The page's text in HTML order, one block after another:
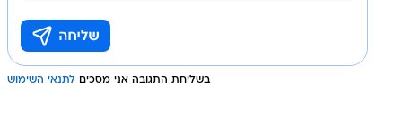
בשליחת התגובה אני מסכים לתנאי השימוש